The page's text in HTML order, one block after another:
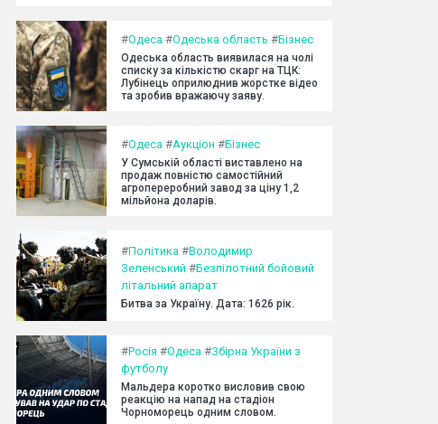
#Одеса #Одеська область #Бізнес
Одеська область виявилася на чолі
списку за кількістю скарг на ТЦК:
Лубінець оприлюднив жорстке відео
та зробив вражаючу заяву.
#Одеса #Аукціон #Бізнес
У Сумській області виставлено на
продаж повністю самостійний
агропереробний завод за ціну 1,2
мільйона доларів.
#Політика #Володимир
Зеленський #Безпілотний бойовий
літальний апарат
Битва за Україну. Дата: 1626 рік.
#Росія #Одеса #Збірна України з
футболу
Мальдера коротко висловив свою
реакцію на напад на стадіон
Чорноморець одним словом.